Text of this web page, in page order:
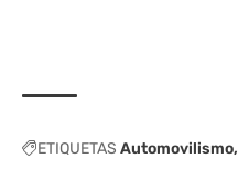
ETIQUETAS Automovilismo